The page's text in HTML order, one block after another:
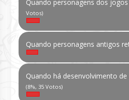
Quando personagens dos
Votos)
Quando personagens antigos
Quando há desenvolvimento
(8%, 35 Votos)